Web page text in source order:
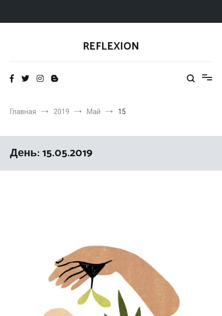
REFLEXION
Главная 2019 Май 15
День: 15.05.2019